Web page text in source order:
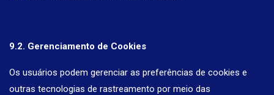
9.2. Gerenciamento de Cookies
Os usuários podem gerenciar as preferências de cookies e
outras tecnologias de rastreamento por meio das